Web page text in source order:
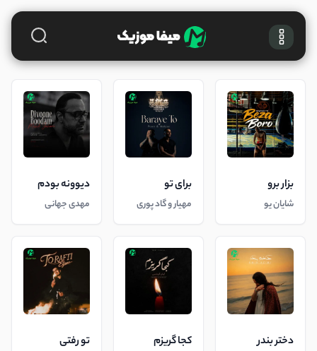
بزار برو
شایان یو
برای تو
مهیار و گاد پوری
دیوونه بودم
مهدی جهانی
دختر بندر کجا گریزم تو رفتی